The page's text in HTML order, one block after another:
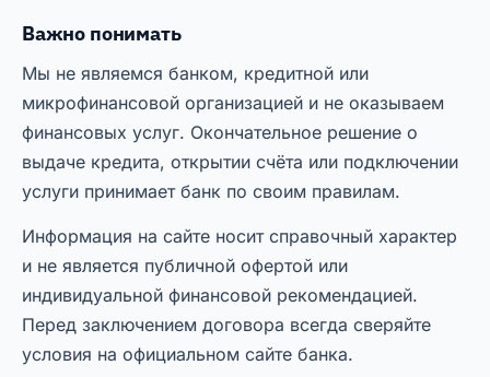
Важно понимать
Мы не являемся банком, кредитной или
микрофинансовой организацией и не оказываем
финансовых услуг. Окончательное решение о
выдаче кредита, открытии счёта или подключении
услуги принимает банк по своим правилам.
Информация на сайте носит справочный характер
и не является публичной офертой или
индивидуальной финансовой рекомендацией.
Перед заключением договора всегда сверяйте
условия на официальном сайте банка.